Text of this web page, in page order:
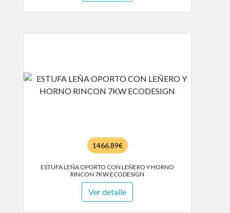
1466.89€
ESTUFA LEÑA OPORTO CON LEÑERO Y HORNO
RINCON 7KW ECODESIGN
Ver detalle